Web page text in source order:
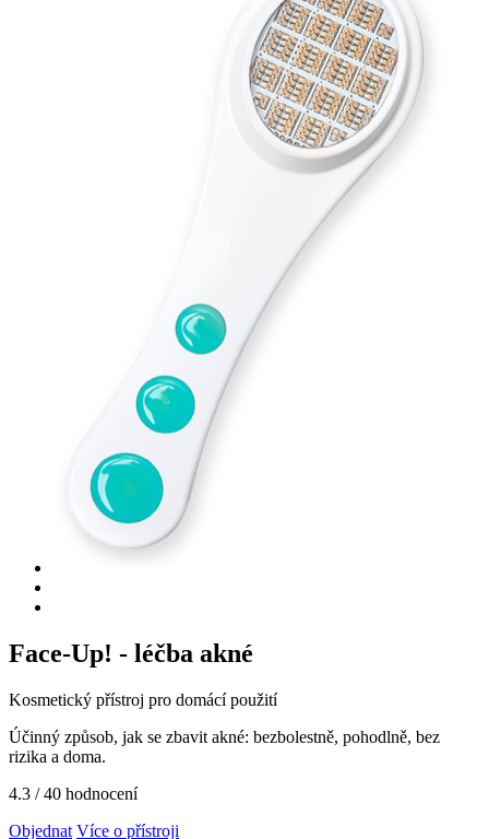
Face-Up! - léčba akné
Kosmetický přístroj pro domácí použití
Účinný způsob, jak se zbavit akné: bezbolestně, pohodlně, bez
rizika a doma.
4.3 / 40 hodnocení
Objednat Více o přístroji